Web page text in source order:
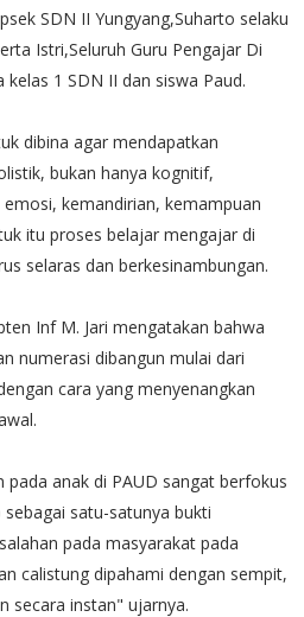
SDN II Yungyang,Suharto selaku
Istri,Seluruh Guru Pengajar Di
1 SDN II dan siswa Paud.
dibina agar mendapatkan
bukan hanya kognitif,
kemandirian, kemampuan
itu proses belajar mengajar di
selaras dan berkesinambungan.
Inf M. Jari mengatakan bahwa
numerasi dibangun mulai dari
cara yang menyenangkan
pada anak di PAUD sangat berfokus
satu-satunya bukti
pada masyarakat pada
calistung dipahami dengan sempit,
secara instan" ujarnya.